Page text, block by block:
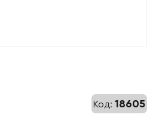
Код: 18605